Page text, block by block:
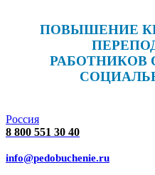
ПОВЫШЕНИЕ
РАБОТНИКОВ
Россия
8 800 551 30 40
info@pedobuchenie.ru